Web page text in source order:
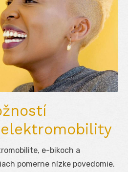
e-bikoch a
pomerne nízke povedomie.